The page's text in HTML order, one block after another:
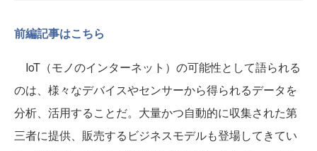
前編記事はこちら
IoT（モノのインターネット）の可能性として語られる
のは、様々なデバイスやセンサーから得られるデータを
分析、活用することだ。大量かつ自動的に収集された第
三者に提供、販売するビジネスモデルも登場してきてい